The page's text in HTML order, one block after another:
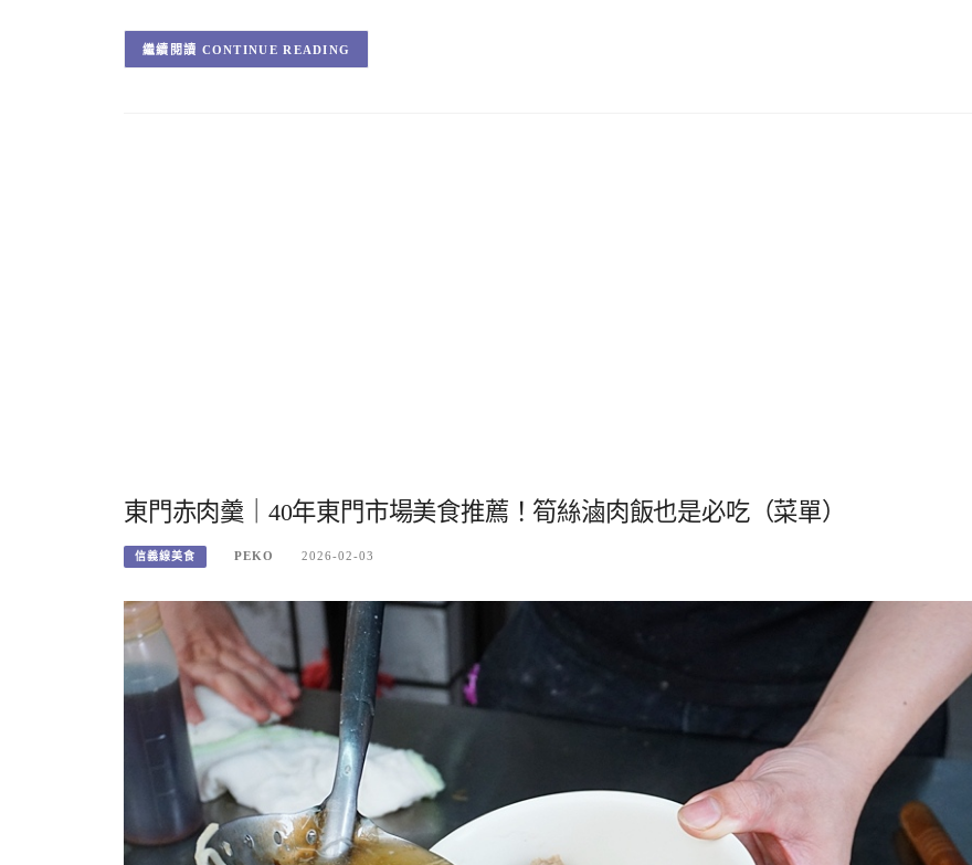
CONTINUE READING
東門赤肉羹｜40年東門市場美食推薦！筍絲滷肉飯也是必吃（菜單）
信義線美食 PEKO 2026-02-03